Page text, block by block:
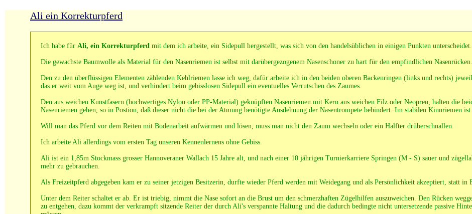
Ali ein Korrekturpferd
Ich habe für Ali, ein Korrekturpferd mit dem ich arbeite, ein Sidepull hergestellt, was sich von den handelsüblichen in einigen Punkten unterscheidet.
Die gewachste Baumwolle als Material für den Nasenriemen ist selbst mit darübergezogenem Nasenschoner zu hart für den empfindlichen Nasenrücken.
Den zu den überflüssigen Elementen zählenden Kehlriemen lasse ich weg, dafür arbeite ich in den beiden oberen Backenringen (links und rechts)
das er weit vom Auge weg ist, und verhindert beim gebisslosen Sidepull ein eventuelles Verrutschen des Zaumes.
Den aus weichen Kunstfasern (hochwertiges Nylon oder PP-Material) geknüpften Nasenriemen mit Kern aus weichen Filz oder Neopren, halten die
Nasenriemen gehen, so in Postion, daß dieser nicht die bei der Atmung benötigte Ausdehnung der Nasentrompete behindert. Im stabilen Kinnriemen
Will man das Pferd vor dem Reiten mit Bodenarbeit aufwärmen und lösen, muss man nicht den Zaum wechseln oder ein Halfter drüberschnallen.
Ich arbeite Ali allerdings vom ersten Tag unseren Kennenlernens ohne Gebiss.
Ali ist ein 1,85m Stockmass grosser Hannoveraner Wallach 15 Jahre alt, und nach einer 10 jährigen Turnierkarriere Springen (M - S) sauer und
mehr zu gebrauchen.
Als Freizeitpferd abgegeben kam er zu seiner jetzigen Besitzerin, durfte wieder Pferd werden mit Weidegang und als Persönlichkeit akzeptiert, statt in
Unter dem Reiter schaltet er ab. Er ist triebig, nimmt die Nase sofort an die Brust um den schmerzhaften Zügelhilfen auszuweichen. Den Rücken
zu entgehen, dazu kommt der verkrampft sitzende Reiter der durch Ali's verspannte Haltung und die dadurch bedingte nicht untersetzende passive